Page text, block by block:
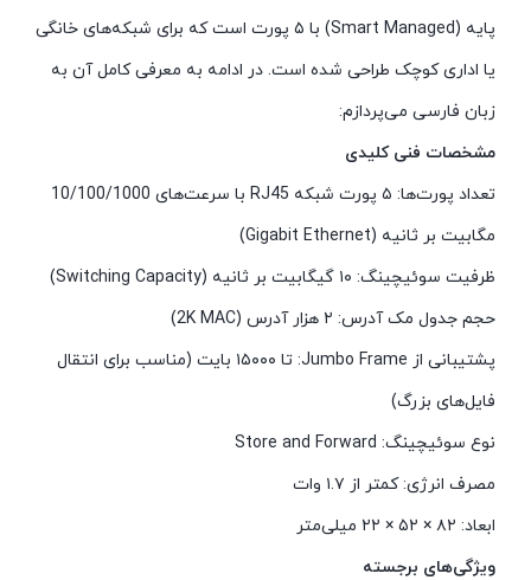
پایه (Smart Managed) با ۵ پورت است که برای شبکه‌های خانگی
یا اداری کوچک طراحی شده است. در ادامه به معرفی کامل آن به
زبان فارسی می‌پردازم:
مشخصات فنی کلیدی
تعداد پورت‌ها: ۵ پورت شبکه RJ45 با سرعت‌های 10/100/1000
مگابیت بر ثانیه (Gigabit Ethernet)
ظرفیت سوئیچینگ: ۱۰ گیگابیت بر ثانیه (Switching Capacity)
حجم جدول مک آدرس: ۲ هزار آدرس (2K MAC)
پشتیبانی از Jumbo Frame: تا ۱۵۰۰۰ بایت (مناسب برای انتقال
فایل‌های بزرگ)
نوع سوئیچینگ: Store and Forward
مصرف انرژی: کمتر از ۱.۷ وات
ابعاد: ۸۲ × ۵۲ × ۲۲ میلی‌متر
ویژگی‌های برجسته